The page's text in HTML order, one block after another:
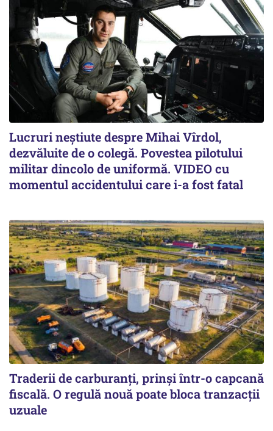
Lucruri neștiute despre Mihai Vîrdol,
dezvăluite de o colegă. Povestea pilotului
militar dincolo de uniformă. VIDEO cu
momentul accidentului care i-a fost fatal
Traderii de carburanți, prinși într-o capcană
fiscală. O regulă nouă poate bloca tranzacții
uzuale